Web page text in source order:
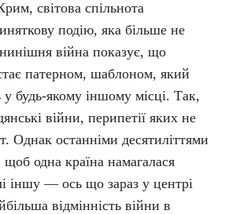
світова спільнота
подію, яка більше не
війна показує, що
стає патерном, шаблоном, який
будь-якому іншому місці. Так,
війни, перипетії яких не
Однак останніми десятиліттями
одна країна намагалася
іншу — ось що зараз у центрі
відмінність війни в